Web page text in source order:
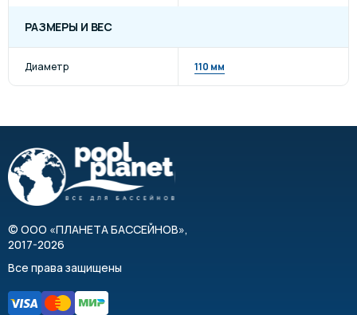
РАЗМЕРЫ И ВЕС
Диаметр 110 мм
© ООО «ПЛАНЕТА БАССЕЙНОВ»,
2017-2026
Все права защищены